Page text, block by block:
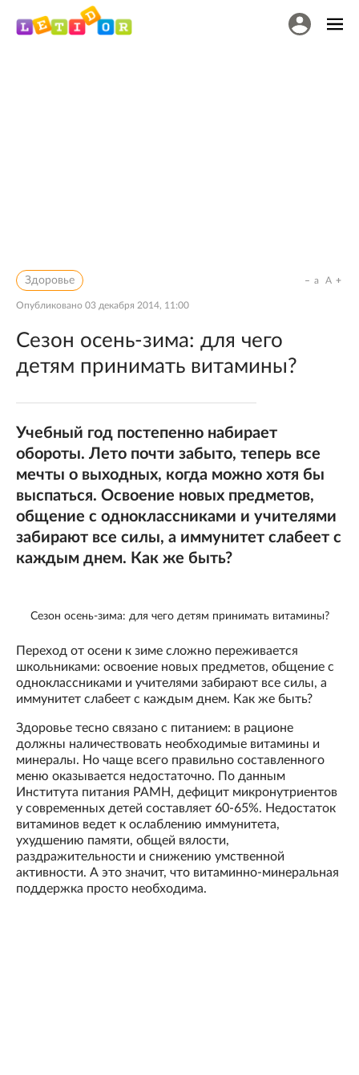
Здоровье
Опубликовано 03 декабря 2014, 11:00
a A
Сезон осень-зима: для чего
детям принимать витамины?
Учебный год постепенно набирает
обороты. Лето почти забыто, теперь все
мечты о выходных, когда можно хотя бы
выспаться. Освоение новых предметов,
общение с одноклассниками и учителями
забирают все силы, а иммунитет слабеет с
каждым днем. Как же быть?
Сезон осень-зима: для чего детям принимать витамины?
Переход от осени к зиме сложно переживается
школьниками: освоение новых предметов, общение с
одноклассниками и учителями забирают все силы, а
иммунитет слабеет с каждым днем. Как же быть?
Здоровье тесно связано с питанием: в рационе
должны наличествовать необходимые витамины и
минералы. Но чаще всего правильно составленного
меню оказывается недостаточно. По данным
Института питания РАМН, дефицит микронутриентов
у современных детей составляет 60-65%. Недостаток
витаминов ведет к ослаблению иммунитета,
ухудшению памяти, общей вялости,
раздражительности и снижению умственной
активности. А это значит, что витаминно-минеральная
поддержка просто необходима.